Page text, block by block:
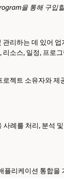
을 통해 구입
리하는 데 있어
소스, 일정, 프로
젝트 소유자와
례를 처리, 분석
플리케이션 통합